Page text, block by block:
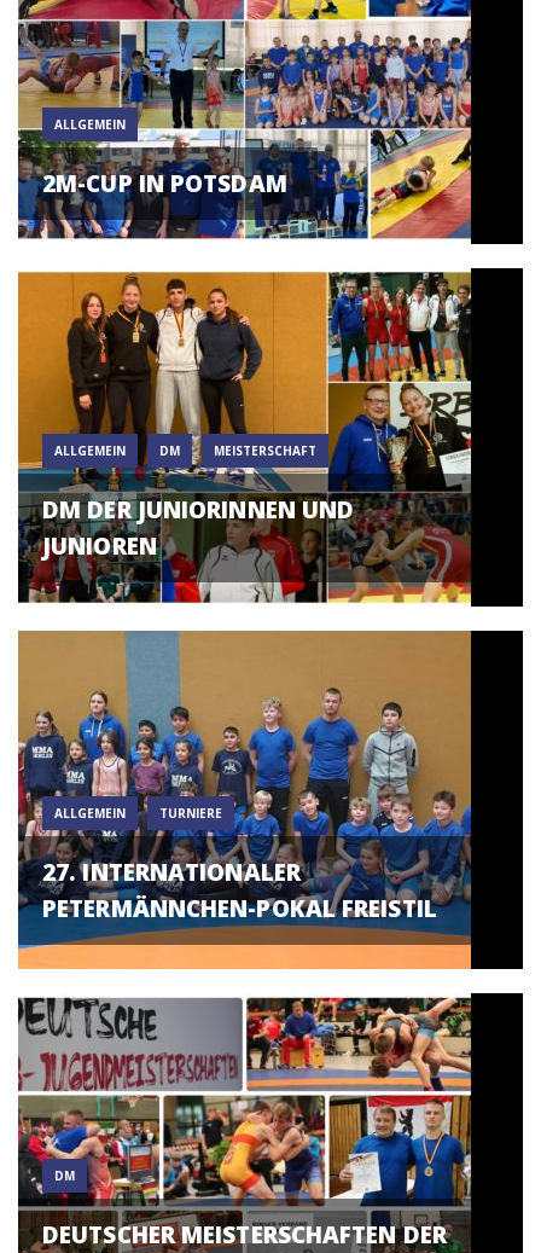
ALLGEMEIN
2M-CUP IN POTSDAM
ALLGEMEIN DM MEISTERSCHAFT
DM DER JUNIORINNEN UND
JUNIOREN
ALLGEMEIN TURNIERE
27. INTERNATIONALER
PETERMÄNNCHEN-POKAL FREISTIL
DM
DEUTSCHER MEISTERSCHAFTEN DER